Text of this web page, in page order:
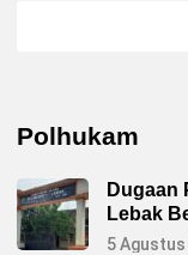
Polhukam
Dugaan
Lebak
5